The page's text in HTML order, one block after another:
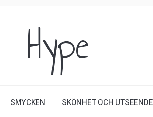
Hype
SMYCKEN SKÖNHET OCH UTSEENDE